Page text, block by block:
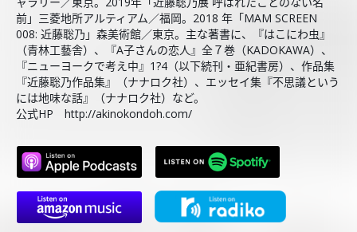
前」三菱地所アルティアム／福岡。2018 年「MAM SCREEN
008: 近藤聡乃」森美術館／東京。主な著書に、『はこにわ虫』
（青林工藝舎）、『A子さんの恋人』全７巻（KADOKAWA）、
『ニューヨークで考え中』1?4（以下続刊・亜紀書房）、作品集
『近藤聡乃作品集』（ナナロク社）、エッセイ集『不思議という
には地味な話』（ナナロク社）など。
公式HP http://akinokondoh.com/